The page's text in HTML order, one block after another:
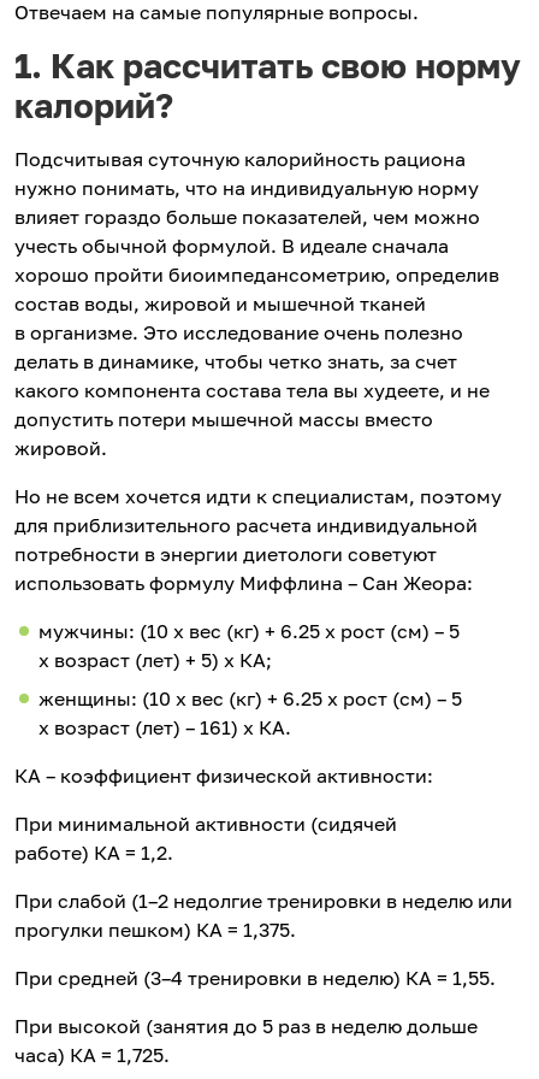
Отвечаем на самые популярные вопросы.
1. Как рассчитать свою норму
калорий?
Подсчитывая суточную калорийность рациона
нужно понимать, что на индивидуальную норму
влияет гораздо больше показателей, чем можно
учесть обычной формулой. В идеале сначала
хорошо пройти биоимпедансометрию, определив
состав воды, жировой и мышечной тканей
в организме. Это исследование очень полезно
делать в динамике, чтобы четко знать, за счет
какого компонента состава тела вы худеете, и не
допустить потери мышечной массы вместо
жировой.
Но не всем хочется идти к специалистам, поэтому
для приблизительного расчета индивидуальной
потребности в энергии диетологи советуют
использовать формулу Миффлина – Сан Жеора:
мужчины: (10 x вес (кг) + 6.25 x рост (см) – 5
x возраст (лет) + 5) x КА;
женщины: (10 x вес (кг) + 6.25 x рост (см) – 5
x возраст (лет) – 161) x КA.
КA – коэффициент физической активности:
При минимальной активности (сидячей
работе) КА = 1,2.
При слабой (1–2 недолгие тренировки в неделю или
прогулки пешком) КA = 1,375.
При средней (3–4 тренировки в неделю) КA = 1,55.
При высокой (занятия до 5 раз в неделю дольше
часа) КA = 1,725.